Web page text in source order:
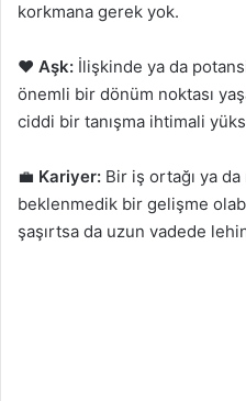
korkmana gerek yok.
❤️ Aşk: İlişkinde ya da
önemli bir dönüm noktası
ciddi bir tanışma ihtimali
💼 Kariyer: Bir iş ortağı ya
beklenmedik bir gelişme
şaşırtsa da uzun vadede